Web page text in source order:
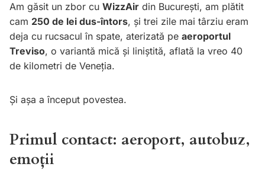
Am găsit un zbor cu WizzAir din București, am plătit
cam 250 de lei dus-întors, și trei zile mai târziu eram
deja cu rucsacul în spate, aterizată pe aeroportul
Treviso, o variantă mică și liniștită, aflată la vreo 40
de kilometri de Veneția.
Și așa a început povestea.
Primul contact: aeroport, autobuz,
emoții